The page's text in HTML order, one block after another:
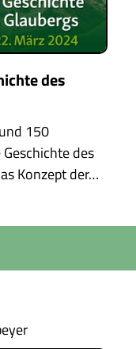
des
150
des
Konzept der…